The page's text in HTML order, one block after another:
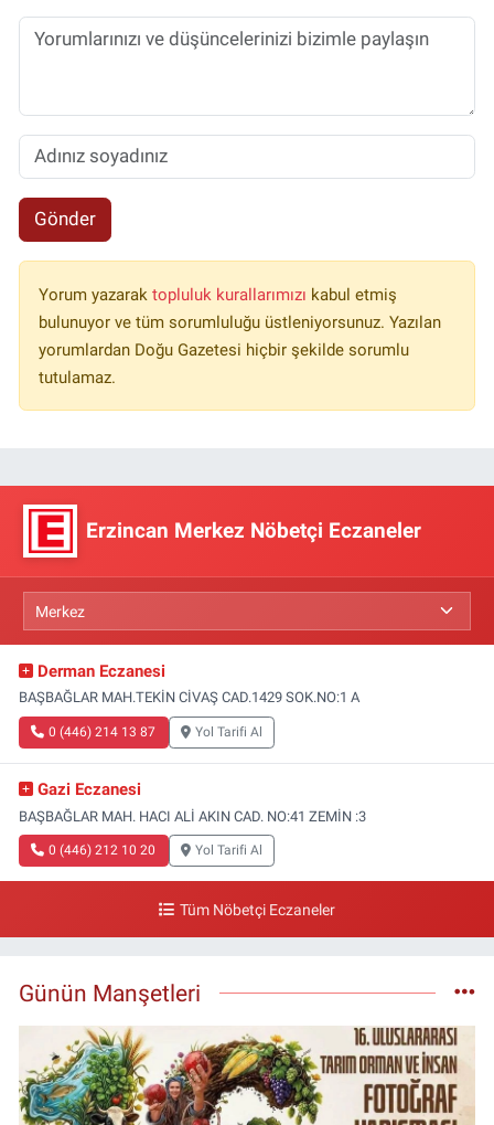
Gönder
Yorum yazarak topluluk kurallarımızı kabul etmiş
bulunuyor ve tüm sorumluluğu üstleniyorsunuz. Yazılan
yorumlardan Doğu Gazetesi hiçbir şekilde sorumlu
tutulamaz.
Erzincan Merkez Nöbetçi Eczaneler
Derman Eczanesi
BAŞBAĞLAR MAH.TEKİN CİVAŞ CAD.1429 SOK.NO:1 A
0 (446) 214 13 87 Yol Tarifi Al
Gazi Eczanesi
BAŞBAĞLAR MAH. HACI ALİ AKIN CAD. NO:41 ZEMİN :3
0 (446) 212 10 20 Yol Tarifi Al
Tüm Nöbetçi Eczaneler
Günün Manşetleri